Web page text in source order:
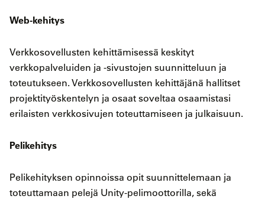
Web-kehitys
Verkkosovellusten kehittämisessä keskityt
verkkopalveluiden ja -sivustojen suunnitteluun ja
toteutukseen. Verkkosovellusten kehittäjänä hallitset
projektityöskentelyn ja osaat soveltaa osaamistasi
erilaisten verkkosivujen toteuttamiseen ja julkaisuun.
Pelikehitys
Pelikehityksen opinnoissa opit suunnittelemaan ja
toteuttamaan pelejä Unity-pelimoottorilla, sekä